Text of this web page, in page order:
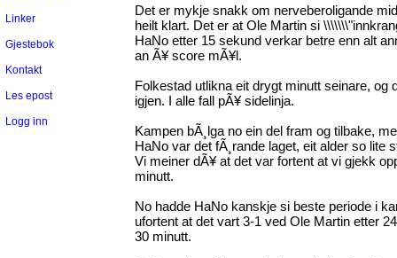
Linker
Gjestebok
Kontakt
Les epost
Logg inn
Det er mykje snakk om nerveberoligande
heilt klart. Det er at Ole Martin si
HaNo etter 15 sekund verkar betre enn alt
an Ã¥ score mÃ¥l.
Folkestad utlikna eit drygt minutt seinare, og
igjen. I alle fall pÃ¥ sidelinja.
Kampen bÃ¸lga no ein del fram og tilbake,
HaNo var det fÃ¸rande laget, eit alder so lite
Vi meiner dÃ¥ at det var fortent at vi gjekk
minutt.
No hadde HaNo kanskje si beste periode i
ufortent at det vart 3-1 ved Ole Martin etter
30 minutt.